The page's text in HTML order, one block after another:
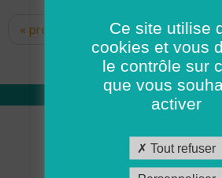
Pages
« premier ‹ précédent …
14 15 16
Qui sommes nous
Académie ADMR
Ce site utilise
cookies et vous
le contrôle sur
que vous
activer
Tout refuser